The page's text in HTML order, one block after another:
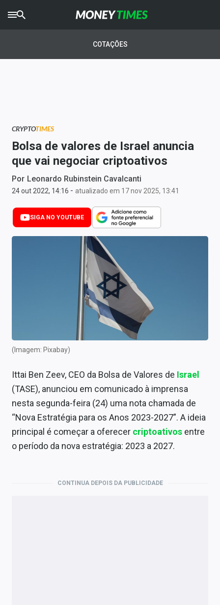
AGROTIMES
Newsletters
Money Trader
Anuncie
Últimas Notícias
Newsletters
Carteiras Recomendadas
Central de Dividendos
Central de Fundos Imobiliários
Renda Fixa
Finanças Pessoais
Mercados
Economia
COTAÇÕES
CRYPTOTIMES
Bolsa de valores de Israel anuncia
que vai negociar criptoativos
Por Leonardo Rubinstein Cavalcanti
24 out 2022, 14:16 - atualizado em 17 nov 2025, 13:41
SIGA NO YOUTUBE
(Imagem: Pixabay)
Ittai Ben Zeev, CEO da Bolsa de Valores de Israel
(TASE), anunciou em comunicado à imprensa
nesta segunda-feira (24) uma nota chamada de
“Nova Estratégia para os Anos 2023-2027”. A ideia
principal é começar a oferecer criptoativos entre
o período da nova estratégia: 2023 a 2027.
CONTINUA DEPOIS DA PUBLICIDADE